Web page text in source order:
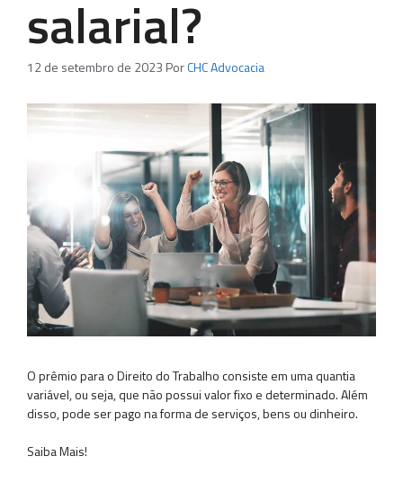
salarial?
12 de setembro de 2023 PorCHC Advocacia
O prêmio para o Direito do Trabalho consiste em uma quantia
variável, ou seja, que não possui valor fixo e determinado. Além
disso, pode ser pago na forma de serviços, bens ou dinheiro.
Saiba Mais!